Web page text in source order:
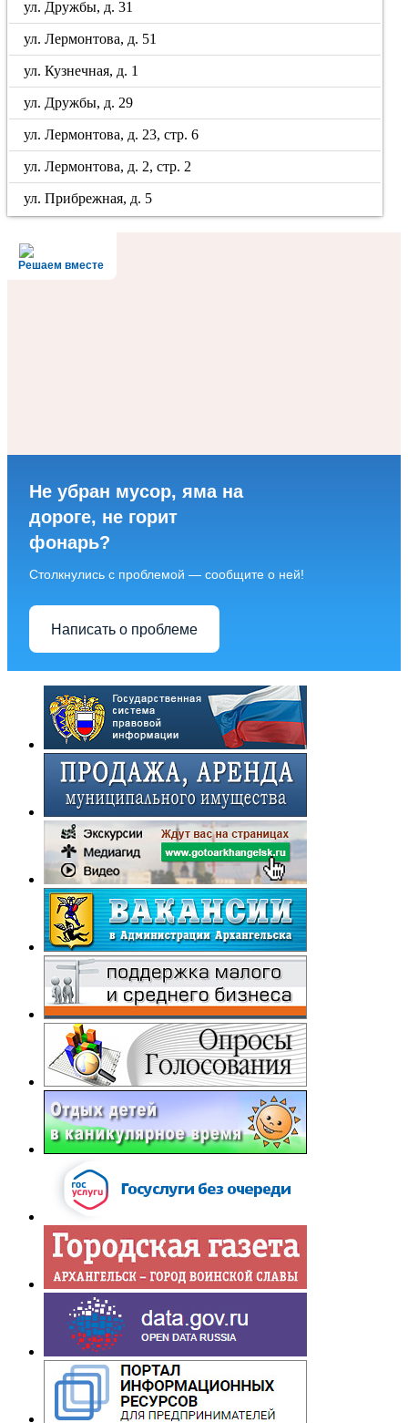
ул. Дружбы, д. 31
ул. Лермонтова, д. 51
ул. Кузнечная, д. 1
ул. Дружбы, д. 29
ул. Лермонтова, д. 23, стр. 6
ул. Лермонтова, д. 2, стр. 2
ул. Прибрежная, д. 5
Решаем вместе
Не убран мусор, яма на
дороге, не горит
фонарь?
Столкнулись с проблемой — сообщите о ней!
Написать о проблеме